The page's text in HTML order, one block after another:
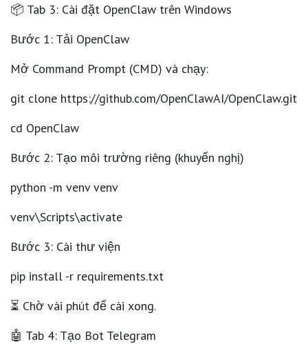
📦 Tab 3: Cài đặt OpenClaw trên Windows
Bước 1: Tải OpenClaw
Mở Command Prompt (CMD) và chạy:
git clone https://github.com/OpenClawAI/OpenClaw.git
cd OpenClaw
Bước 2: Tạo môi trường riêng (khuyến nghị)
python -m venv venv
venv\Scripts\activate
Bước 3: Cài thư viện
pip install -r requirements.txt
⏳ Chờ vài phút để cài xong.
🤖 Tab 4: Tạo Bot Telegram